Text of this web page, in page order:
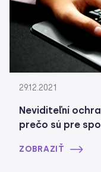
29.12.2021
Neviditeľní
prečo sú pre
ZOBRAZIŤ